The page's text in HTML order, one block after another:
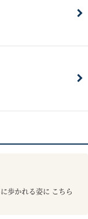
歩かれる姿に こちら